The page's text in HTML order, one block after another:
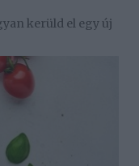
kerüld el egy új